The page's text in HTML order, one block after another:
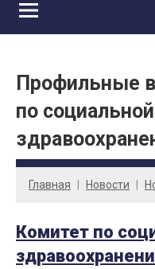
Профильные
по
Главная Новости
Комитет по